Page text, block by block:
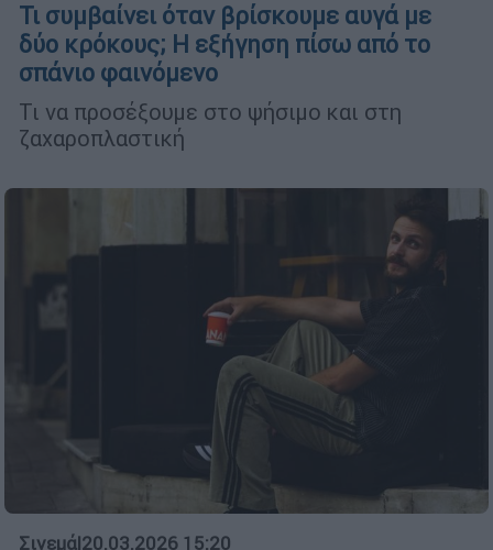
Τι συμβαίνει όταν βρίσκουμε αυγά με
δύο κρόκους; Η εξήγηση πίσω από το
σπάνιο φαινόμενο
Τι να προσέξουμε στο ψήσιμο και στη
ζαχαροπλαστική
Σινεμά|20.03.2026 15:20